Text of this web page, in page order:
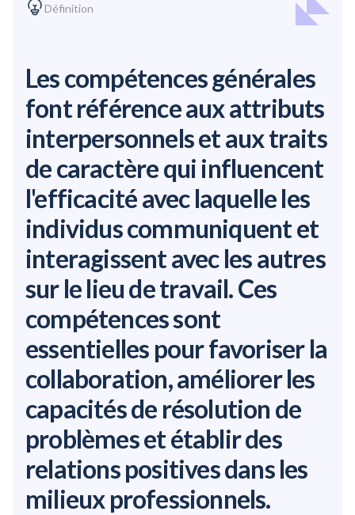
Définition
Les compétences générales
font référence aux attributs
interpersonnels et aux traits
de caractère qui influencent
l'efficacité avec laquelle les
individus communiquent et
interagissent avec les autres
sur le lieu de travail. Ces
compétences sont
essentielles pour favoriser la
collaboration, améliorer les
capacités de résolution de
problèmes et établir des
relations positives dans les
milieux professionnels.